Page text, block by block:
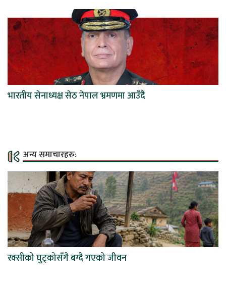
भारतीय सेनाध्यक्ष सेठ नेपाल भ्रमणमा आउँदै
अन्य समाचारहरु:
रक्सीको घुट्कोसँगै बग्दै गएको जीवन